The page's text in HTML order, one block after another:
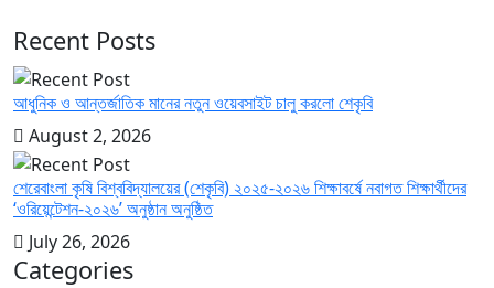
Recent Posts
আধুনিক ও আন্তর্জাতিক মানের নতুন ওয়েবসাইট চালু করলো শেকৃবি
August 2, 2026
শেরেবাংলা কৃষি বিশ্ববিদ্যালয়ের (শেকৃবি) ২০২৫-২০২৬ শিক্ষাবর্ষে নবাগত শিক্ষার্থীদের
‘ওরিয়েন্টেশন-২০২৬’ অনুষ্ঠান অনুষ্ঠিত
July 26, 2026
Categories